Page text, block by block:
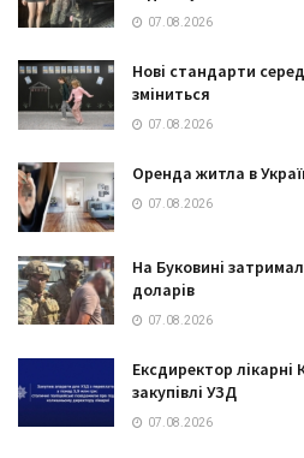
07.08.2026
Нові стандарти
зміниться
07.08.2026
Оренда житла в
07.08.2026
На Буковині
доларів
07.08.2026
Ексдиректор
закупівлі УЗД
07.08.2026